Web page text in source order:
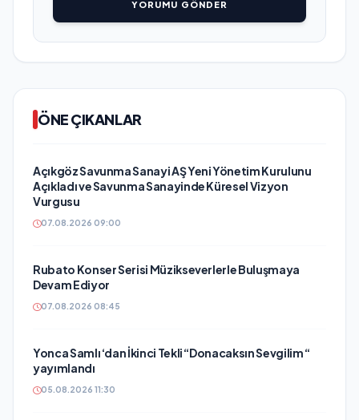
YORUMU GÖNDER
ÖNE ÇIKANLAR
Açıkgöz Savunma Sanayi AŞ Yeni Yönetim Kurulunu
Açıkladı ve Savunma Sanayinde Küresel Vizyon
Vurgusu
07.08.2026 09:00
Rubato Konser Serisi Müzikseverlerle Buluşmaya
Devam Ediyor
07.08.2026 08:45
Yonca Samlı ‘dan İkinci Tekli “Donacaksın Sevgilim “
yayımlandı
05.08.2026 11:30